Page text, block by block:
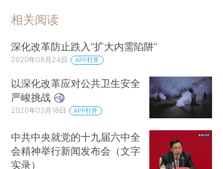
相关阅读
深化改革防止跌入“扩大内需陷阱”
2020年08月24日 APP打开
以深化改革应对公共卫生安全
严峻挑战
2020年03月18日 APP打开
中共中央就党的十九届六中全
会精神举行新闻发布会（文字
实录）